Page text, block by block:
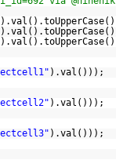
).val()));
).val()));
).val()));